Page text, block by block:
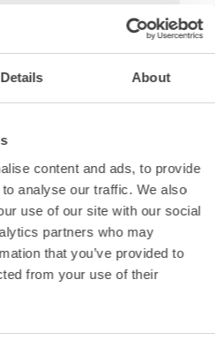
Details About
content and ads, to provide
analyse our traffic. We also
use of our site with our social
partners who may
that you’ve provided to
from your use of their
/ pv
13,23 €/ pv